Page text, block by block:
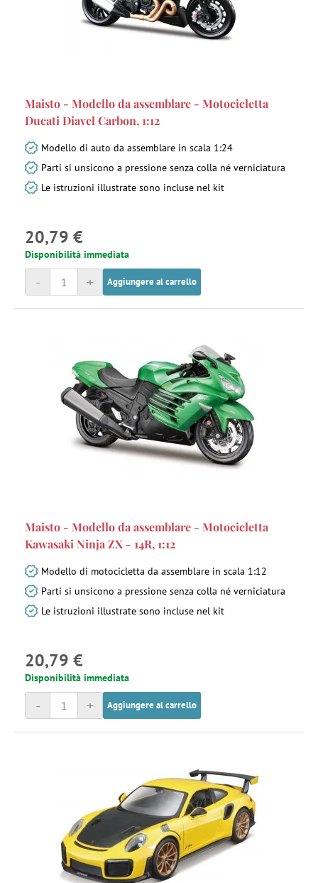
Maisto - Modello da assemblare - Motocicletta
Ducati Diavel Carbon, 1:12
Modello di auto da assemblare in scala 1:24
Parti si unsicono a pressione senza colla né verniciatura
Le istruzioni illustrate sono incluse nel kit
20,79 €
Disponibilità immediata
+
- Aggiungere al carrello
Maisto - Modello da assemblare - Motocicletta
Kawasaki Ninja ZX - 14R, 1:12
Modello di motocicletta da assemblare in scala 1:12
Parti si unsicono a pressione senza colla né verniciatura
Le istruzioni illustrate sono incluse nel kit
20,79 €
Disponibilità immediata
+
- Aggiungere al carrello